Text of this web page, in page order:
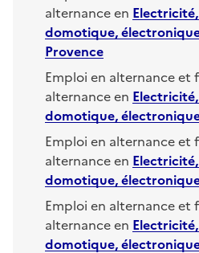
alternance en
domotique,
Provence
Emploi en alternance et
alternance en
domotique,
Emploi en alternance et
alternance en
domotique,
Emploi en alternance et
alternance en
domotique,